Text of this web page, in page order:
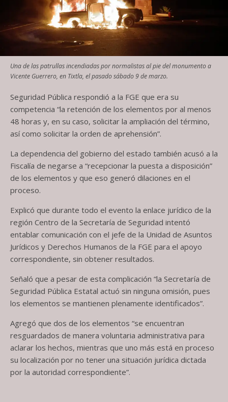
Una de las patrullas incendiadas por normalistas al pie del monumento a
Vicente Guerrero, en Tixtla, el pasado sábado 9 de marzo.
Seguridad Pública respondió a la FGE que era su
competencia “la retención de los elementos por al menos
48 horas y, en su caso, solicitar la ampliación del término,
así como solicitar la orden de aprehensión”.
La dependencia del gobierno del estado también acusó a la
Fiscalía de negarse a “recepcionar la puesta a disposición”
de los elementos y que eso generó dilaciones en el
proceso.
Explicó que durante todo el evento la enlace jurídico de la
región Centro de la Secretaría de Seguridad intentó
entablar comunicación con el jefe de la Unidad de Asuntos
Jurídicos y Derechos Humanos de la FGE para el apoyo
correspondiente, sin obtener resultados.
Señaló que a pesar de esta complicación “la Secretaría de
Seguridad Pública Estatal actuó sin ninguna omisión, pues
los elementos se mantienen plenamente identificados”.
Agregó que dos de los elementos “se encuentran
resguardados de manera voluntaria administrativa para
aclarar los hechos, mientras que uno más está en proceso
su localización por no tener una situación jurídica dictada
por la autoridad correspondiente”.